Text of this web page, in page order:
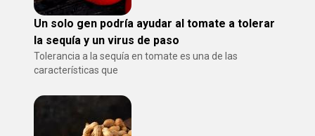
Un solo gen podría ayudar al tomate a tolerar
la sequía y un virus de paso
Tolerancia a la sequía en tomate es una de las
características que